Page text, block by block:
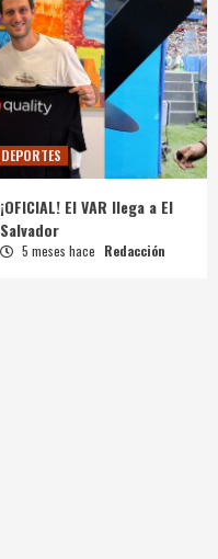
DEPORTES
¡OFICIAL! El VAR llega a El
Salvador
5 meses hace Redacción